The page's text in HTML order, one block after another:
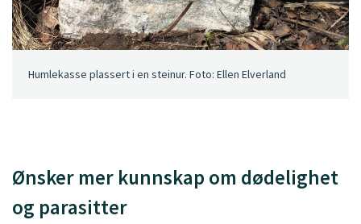
Humlekasse plassert i en steinur. Foto: Ellen Elverland
Ønsker mer kunnskap om dødelighet
og parasitter